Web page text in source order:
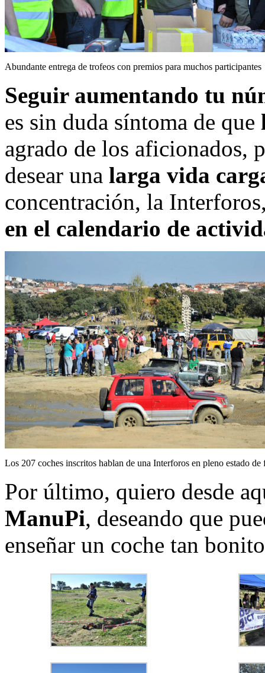
Abundante entrega de trofeos con premios para muchos participantes
Seguir aumentando tu
es sin duda síntoma de que
agrado de los aficionados,
desear una larga vida
concentración, la
en el calendario de
Los 207 coches inscritos hablan de una Interforos en pleno estado de
Por último, quiero desde
ManuPi, deseando que
enseñar un coche tan